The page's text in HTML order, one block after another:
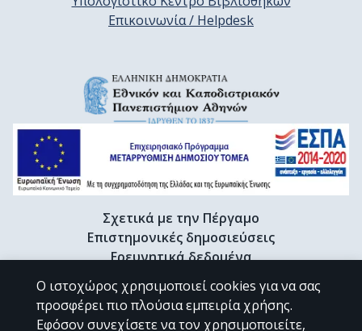
Επικοινωνία / Helpdesk
Σχετικά με την Πέργαμο
Επιστημονικές δημοσιεύσεις
Ερευνητικά δεδομένα
Διδακτορικές διατριβές & Γκρίζα βιβλιογραφία
Προφίλ Ερευνητή
Ο ιστοχώρος χρησιμοποιεί cookies για να σας
προσφέρει πιο πλούσια εμπειρία χρήσης.
Εφόσον συνεχίσετε να τον χρησιμοποιείτε,